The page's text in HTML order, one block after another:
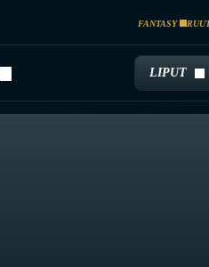
FANTASY
LIPUT